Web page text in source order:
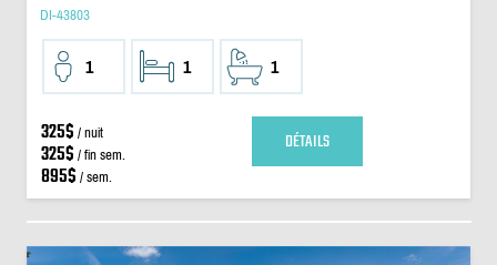
DI-43803
1 1 1
325$ / nuit
325$ / fin sem.
895$ / sem.
DÉTAILS